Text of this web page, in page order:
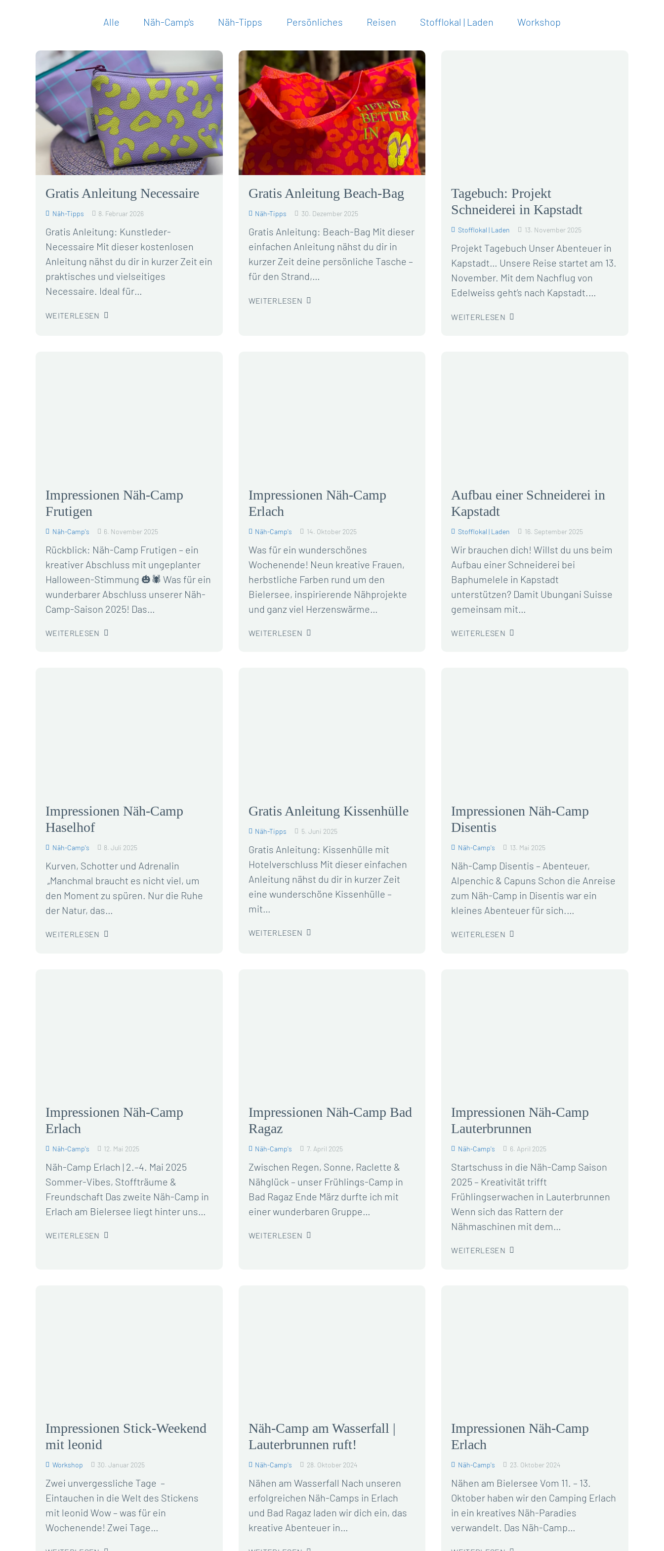
Alle Näh-Camp's Näh-Tipps Persönliches Reisen Stofflokal | Laden Workshop
Gratis Anleitung Necessaire
Näh-Tipps 8. Februar 2026
Gratis Anleitung: Kunstleder-
Necessaire Mit dieser kostenlosen
Anleitung nähst du dir in kurzer Zeit ein
praktisches und vielseitiges
Necessaire. Ideal für…
WEITERLESEN
Gratis Anleitung Beach-Bag
Näh-Tipps 30. Dezember 2025
Gratis Anleitung: Beach-Bag Mit dieser
einfachen Anleitung nähst du dir in
kurzer Zeit deine persönliche Tasche –
für den Strand,…
WEITERLESEN
Tagebuch: Projekt
Schneiderei in Kapstadt
Stofflokal | Laden 13. November 2025
Projekt Tagebuch Unser Abenteuer in
Kapstadt… Unsere Reise startet am 13.
November. Mit dem Nachflug von
Edelweiss geht’s nach Kapstadt.…
WEITERLESEN
Impressionen Näh-Camp
Frutigen
Näh-Camp's 6. November 2025
Rückblick: Näh-Camp Frutigen – ein
kreativer Abschluss mit ungeplanter
Halloween-Stimmung 🎃🕷️ Was für ein
wunderbarer Abschluss unserer Näh-
Camp-Saison 2025! Das…
WEITERLESEN
Impressionen Näh-Camp
Erlach
Näh-Camp's 14. Oktober 2025
Was für ein wunderschönes
Wochenende! Neun kreative Frauen,
herbstliche Farben rund um den
Bielersee, inspirierende Nähprojekte
und ganz viel Herzenswärme…
WEITERLESEN
Aufbau einer Schneiderei in
Kapstadt
Stofflokal | Laden 16. September 2025
Wir brauchen dich! Willst du uns beim
Aufbau einer Schneiderei bei
Baphumelele in Kapstadt
unterstützen? Damit Ubungani Suisse
gemeinsam mit…
WEITERLESEN
Impressionen Näh-Camp
Haselhof
Näh-Camp's 8. Juli 2025
Kurven, Schotter und Adrenalin
„Manchmal braucht es nicht viel, um
den Moment zu spüren. Nur die Ruhe
der Natur, das…
WEITERLESEN
Gratis Anleitung Kissenhülle
Näh-Tipps 5. Juni 2025
Gratis Anleitung: Kissenhülle mit
Hotelverschluss Mit dieser einfachen
Anleitung nähst du dir in kurzer Zeit
eine wunderschöne Kissenhülle –
mit…
WEITERLESEN
Impressionen Näh-Camp
Disentis
Näh-Camp's 13. Mai 2025
Näh-Camp Disentis – Abenteuer,
Alpenchic & Capuns Schon die Anreise
zum Näh-Camp in Disentis war ein
kleines Abenteuer für sich.…
WEITERLESEN
Impressionen Näh-Camp
Erlach
Näh-Camp's 12. Mai 2025
Näh-Camp Erlach | 2.–4. Mai 2025
Sommer-Vibes, Stoffträume &
Freundschaft Das zweite Näh-Camp in
Erlach am Bielersee liegt hinter uns…
WEITERLESEN
Impressionen Näh-Camp Bad
Ragaz
Näh-Camp's 7. April 2025
Zwischen Regen, Sonne, Raclette &
Nähglück – unser Frühlings-Camp in
Bad Ragaz Ende März durfte ich mit
einer wunderbaren Gruppe…
WEITERLESEN
Impressionen Näh-Camp
Lauterbrunnen
Näh-Camp's 6. April 2025
Startschuss in die Näh-Camp Saison
2025 – Kreativität trifft
Frühlingserwachen in Lauterbrunnen
Wenn sich das Rattern der
Nähmaschinen mit dem…
WEITERLESEN
Impressionen Stick-Weekend
mit leonid
Workshop 30. Januar 2025
Zwei unvergessliche Tage –
Eintauchen in die Welt des Stickens
mit leonid Wow – was für ein
Wochenende! Zwei Tage…
Näh-Camp am Wasserfall |
Lauterbrunnen ruft!
Näh-Camp's 28. Oktober 2024
Nähen am Wasserfall Nach unseren
erfolgreichen Näh-Camps in Erlach
und Bad Ragaz laden wir dich ein, das
kreative Abenteuer in…
Impressionen Näh-Camp
Erlach
Näh-Camp's 23. Oktober 2024
Nähen am Bielersee Vom 11. – 13.
Oktober haben wir den Camping Erlach
in ein kreatives Näh-Paradies
verwandelt. Das Näh-Camp…